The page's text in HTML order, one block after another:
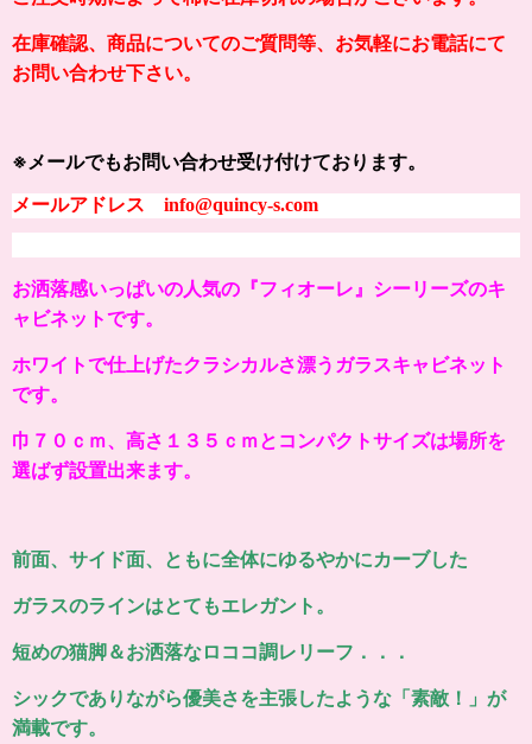
在庫確認、商品についてのご質問等、お気軽にお電話にて
お問い合わせ下さい。
※メールでもお問い合わせ受け付けております。
メールアドレス info@quincy-s.com
お洒落感いっぱいの人気の『フィオーレ 』シーリーズのキ
ャビネットです。
ホワイトで仕上げたクラシカルさ漂うガラスキャビネット
です。
巾７０ｃｍ、高さ１３５ｃｍとコンパクトサイズは場所を
選ばず設置出来ます。
前面、サイド面、ともに全体にゆるやかにカーブした
ガラスのラインはとてもエレガント。
短めの猫脚＆お洒落なロココ調レリーフ．．．
シックでありながら優美さを主張したような「素敵！」が
満載です。